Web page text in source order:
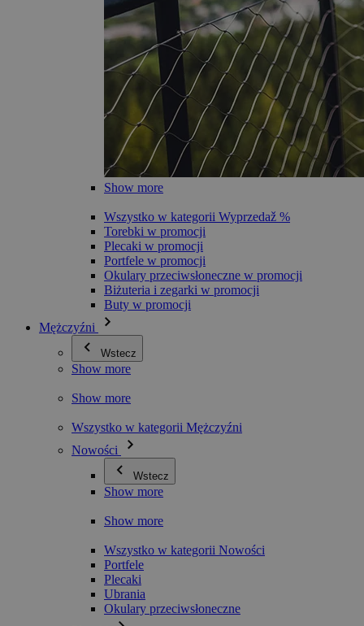
Show more
Wszystko w kategorii Wyprzedaž %
Torebki w promocji
Plecaki w promocji
Portfele w promocji
Okulary przeciwsłoneczne w promocji
Biżuteria i zegarki w promocji
Buty w promocji
Mężczyźni
Wstecz
Show more
Show more
Wszystko w kategorii Mężczyźni
Nowości
Wstecz
Show more
Show more
Wszystko w kategorii Nowości
Portfele
Plecaki
Ubrania
Okulary przeciwsłoneczne